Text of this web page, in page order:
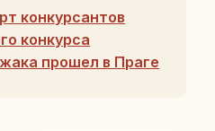
конкурсантов
конкурса
прошел в Праге